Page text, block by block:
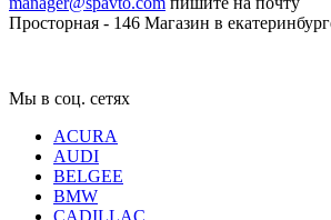
Просторная - 146 Магазин в
Мы в соц. сетях
ACURA
AUDI
BELGEE
BMW